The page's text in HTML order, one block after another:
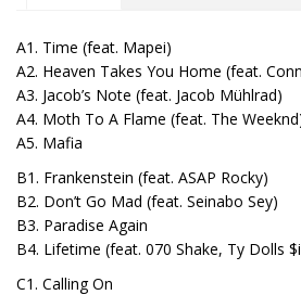
A1. Time (feat. Mapei)
A2. Heaven Takes You Home (feat.
A3. Jacob’s Note (feat. Jacob Mühlrad)
A4. Moth To A Flame (feat. The
A5. Mafia
B1. Frankenstein (feat. ASAP Rocky)
B2. Don’t Go Mad (feat. Seinabo Sey)
B3. Paradise Again
B4. Lifetime (feat. 070 Shake, Ty Dolls
C1. Calling On